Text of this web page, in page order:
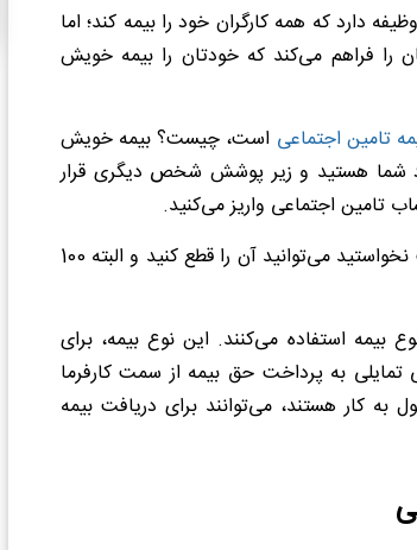
دارد که همه کارگران خود را بیمه کند؛ اما
را فراهم می‌کند که خودتان را بیمه خویش
تامین اجتماعی است، چیست؟ بیمه خویش
شما هستید و زیر پوشش شخص دیگری قرار
تامین اجتماعی واریز می‌کنید.
فرق اجباری با خویش فرما (اختیاری) آن است که بیمه بیکاری ندارد و هر وقت نخواستید می‌توانید آن را قطع کنید و البته 100
از خدمات این نوع بیمه استفاده می‌کنند. این نوع بیمه، برای
تمایلی به پرداخت حق بیمه از سمت کارفرما
کار هستند، می‌توانند برای دریافت بیمه